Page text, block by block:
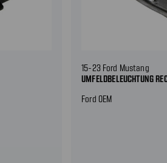
15-23 Ford Mustang
UMFELDBELEUCHTUNG
Ford OEM